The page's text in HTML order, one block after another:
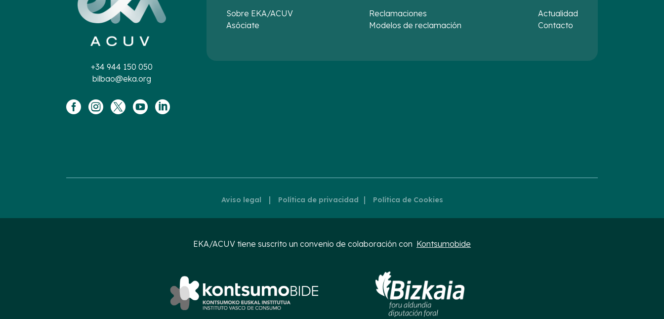
+34 944 150 050
bilbao@eka.org
    
Sobre EKA/ACUV
Asóciate
Reclamaciones
Modelos de reclamación
Actualidad
Contacto
Aviso legal | Política de privacidad | Política de Cookies
EKA/ACUV tiene suscrito un convenio de colaboración con Kontsumobide